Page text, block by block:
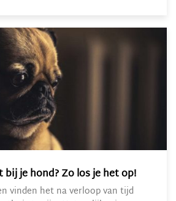
je hond? Zo los je het op!
vinden het na verloop van tijd